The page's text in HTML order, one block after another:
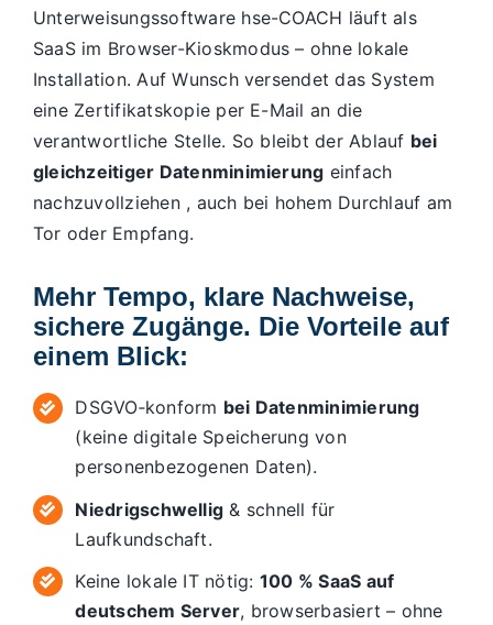
Unterweisungssoftware hse-COACH läuft als
SaaS im Browser-Kioskmodus – ohne lokale
Installation. Auf Wunsch versendet das System
eine Zertifikatskopie per E-Mail an die
verantwortliche Stelle. So bleibt der Ablauf bei
gleichzeitiger Datenminimierung einfach
nachzuvollziehen , auch bei hohem Durchlauf am
Tor oder Empfang.
Mehr Tempo, klare Nachweise,
sichere Zugänge. Die Vorteile auf
einem Blick:
DSGVO‑konform bei Datenminimierung
(keine digitale Speicherung von
personenbezogenen Daten).
Niedrigschwellig & schnell für
Laufkundschaft.
Keine lokale IT nötig: 100 % SaaS auf
deutschem Server, browserbasiert – ohne